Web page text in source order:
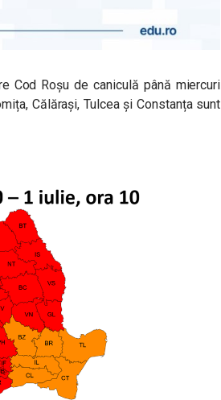
Cod Roșu de caniculă până miercuri
Călărași, Tulcea și Constanța sunt